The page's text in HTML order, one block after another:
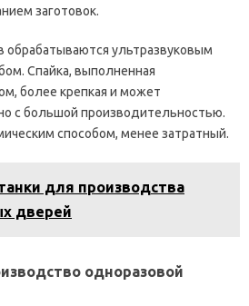
заготовок.
ультразвуковым
Спайка, выполненная
более крепкая и может
с большой производительностью.
способом, менее затратный.
для производства
дверей
одноразовой